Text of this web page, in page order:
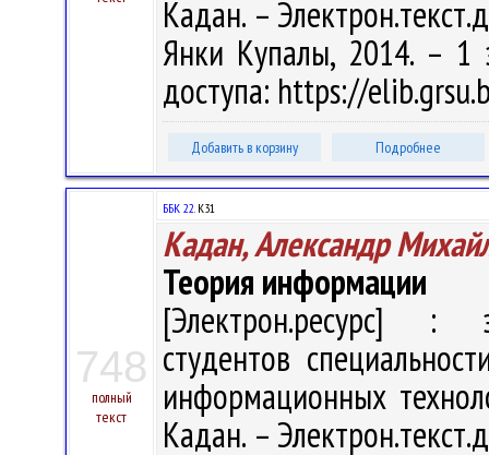
Кадан. –
Янки Купалы, 2014. – 1
доступа: https://
Добавить в корзину Подробнее
748
полный
текст
ББК 22.К31
Кадан, Александр
Теория информации
[Электрон.ресурс] :
студентов
информационных
Кадан. –